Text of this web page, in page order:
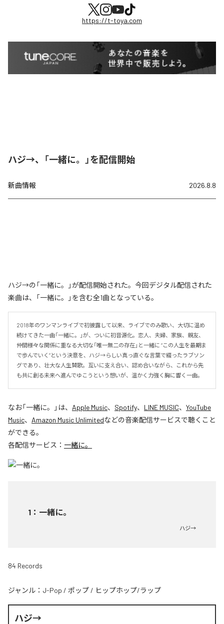
https://t-toya.com
ハジ→、「一緒に。」を配信開始
新曲情報 2026.8.8
ハジ→の「一緒に。」が配信開始された。今回デジタル配信された
楽曲は、「一緒に。」を含む全1曲となっている。
2018年のワンマンライブで初披露して以来、ライブでのみ歌い、大切に温め
続けてきた一曲「一緒に。」が、ついに初音源化。恋人、夫婦、家族、親友、
仲間――様々な関係に重なる大切な「唯一無二の存在」と一緒に “この人生を最期ま
で歩んでいく”という決意を、ハジ→らしい真っ直ぐな言葉で綴ったラブソン
グであり、壮大な人生賛歌。互いに支え合い、認め合いながら、これから先
も共に創る未来へ進んでゆこうという想いが、温かく力強く胸に響く一曲。
なお「一緒に。 」は、 Apple Music、 Spotify、 LINE MUSIC、 YouTube
Music、 Amazon Music Unlimitedなどの音楽配信サービスで聴くこと
ができる。
各配信サービス： 一緒に。
1 ： 一緒に。
ハジ→
84 Records
ジャンル： J-Pop / ポップ / ヒップホップ/ラップ
ハジ→